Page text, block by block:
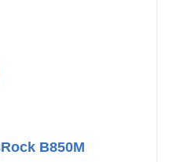
B850M